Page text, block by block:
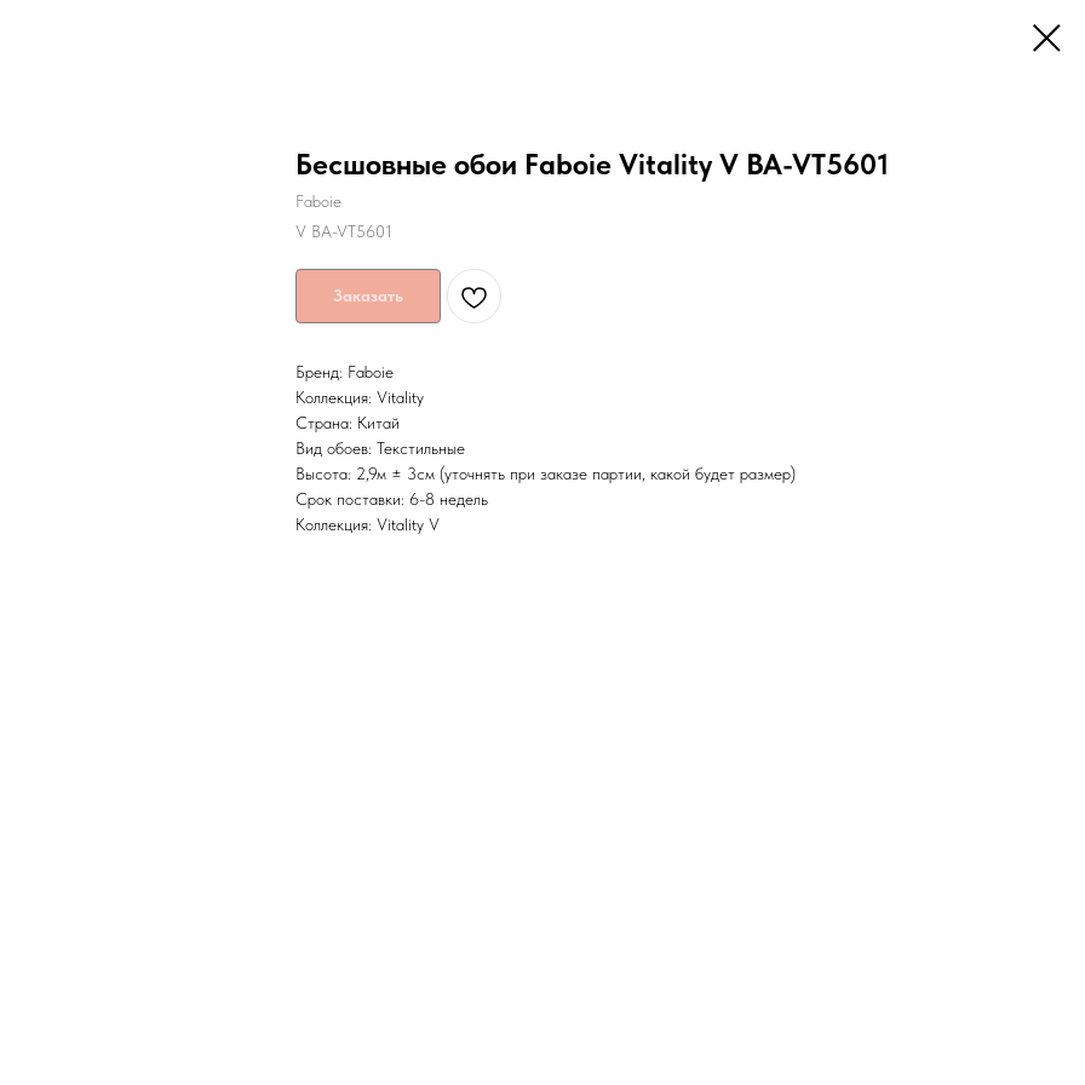
Бесшовные обои Faboie Vitality V BA-VT5601
Faboie
V BA-VT5601
Заказать
Бренд: Faboie
Коллекция: Vitality
Страна: Китай
Вид обоев: Текстильные
Высота: 2,9м ± 3см (уточнять при заказе партии, какой будет размер)
Срок поставки: 6-8 недель
Коллекция: Vitality V